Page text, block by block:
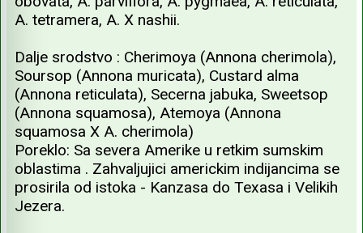
A. tetramera, A. X nashii.
Dalje srodstvo : Cherimoya (Annona cherimola),
Soursop (Annona muricata), Custard alma
(Annona reticulata), Secerna jabuka, Sweetsop
(Annona squamosa), Atemoya (Annona
squamosa X A. cherimola)
Poreklo: Sa severa Amerike u retkim sumskim
oblastima . Zahvaljujici americkim indijancima se
prosirila od istoka - Kanzasa do Texasa i Velikih
Jezera.